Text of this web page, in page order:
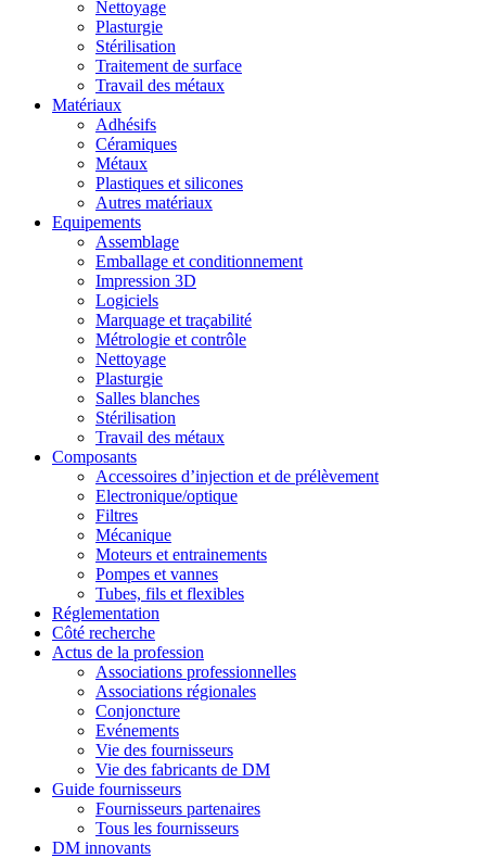
Nettoyage
Plasturgie
Stérilisation
Traitement de surface
Travail des métaux
Matériaux
Adhésifs
Céramiques
Métaux
Plastiques et silicones
Autres matériaux
Equipements
Assemblage
Emballage et conditionnement
Impression 3D
Logiciels
Marquage et traçabilité
Métrologie et contrôle
Nettoyage
Plasturgie
Salles blanches
Stérilisation
Travail des métaux
Composants
Accessoires d’injection et de prélèvement
Electronique/optique
Filtres
Mécanique
Moteurs et entrainements
Pompes et vannes
Tubes, fils et flexibles
Réglementation
Côté recherche
Actus de la profession
Associations professionnelles
Associations régionales
Conjoncture
Evénements
Vie des fournisseurs
Vie des fabricants de DM
Guide fournisseurs
Fournisseurs partenaires
Tous les fournisseurs
DM innovants